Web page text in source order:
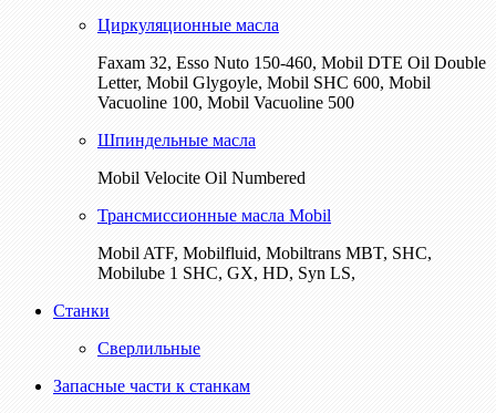
Циркуляционные масла
Faxam 32, Esso Nuto 150-460, Mobil DTE Oil Double
Letter, Mobil Glygoyle, Mobil SHC 600, Mobil
Vacuoline 100, Mobil Vacuoline 500
Шпиндельные масла
Mobil Velocite Oil Numbered
Трансмиссионные масла Mobil
Mobil ATF, Mobilfluid, Mobiltrans MBT, SHC,
Mobilube 1 SHC, GX, HD, Syn LS,
Станки
Сверлильные
Запасные части к станкам